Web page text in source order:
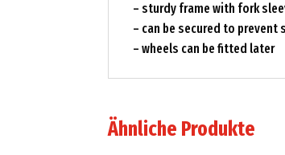
– sturdy frame with fork
– can be secured to
– wheels can be fitted later
Ähnliche Produkte